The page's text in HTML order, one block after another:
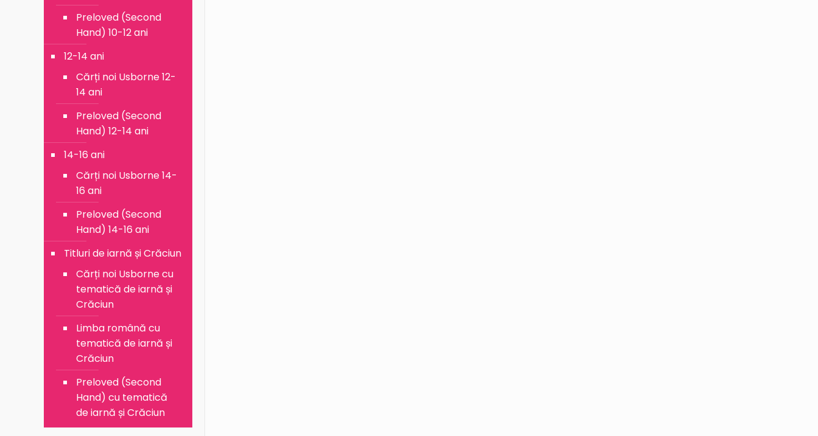
Preloved (Second
Hand) 10-12 ani
12-14 ani
Cărți noi Usborne 12-
14 ani
Preloved (Second
Hand) 12-14 ani
14-16 ani
Cărți noi Usborne 14-
16 ani
Preloved (Second
Hand) 14-16 ani
Titluri de iarnă și Crăciun
Cărți noi Usborne cu
tematică de iarnă și
Crăciun
Limba română cu
tematică de iarnă și
Crăciun
Preloved (Second
Hand) cu tematică
de iarnă și Crăciun